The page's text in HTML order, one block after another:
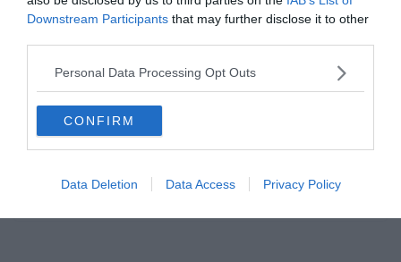
Downstream Participants that may further disclose it to other
Personal Data Processing Opt Outs
CONFIRM
Data Deletion Data Access Privacy Policy
2020.03.23. frks.adi
AC Milan: Harc Raiolaval három
kulcsjátékos miatt
Az AC Milan vezetősége folyamatos tárgyalásban áll Raiolával,
hiszen Ő képviseli Zlatan Ibrahimovicot, Alessio Romagnolit illetve
Gianluigi Donnarummát is. Donnarumma
Read More